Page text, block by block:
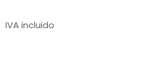
IVA incluido